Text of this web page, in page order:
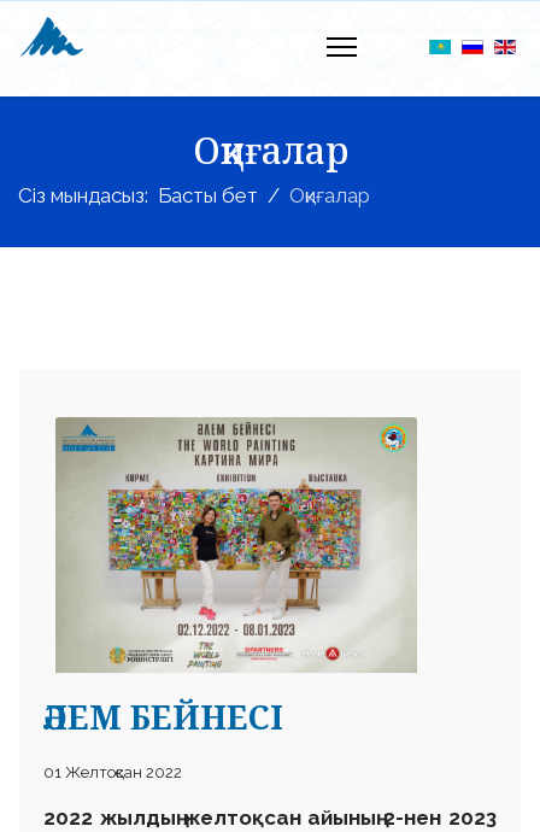
Оқиғалар
Сіз мындасыз: Басты бет Оқиғалар
ӘЛЕМ БЕЙНЕСІ
01 Желтоқсан 2022
2022 жылдың желтоқсан айының 2-нен 2023